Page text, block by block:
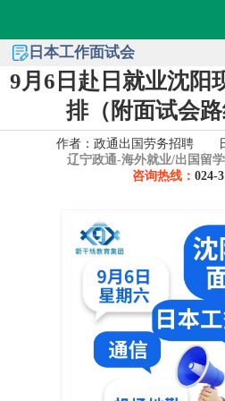
日本工作面试会
9月6日赴日就业沈阳
排（附面试会路
作者：政通出国劳务招聘 日
辽宁政通-海外就业/出国留
咨询热线： 024-